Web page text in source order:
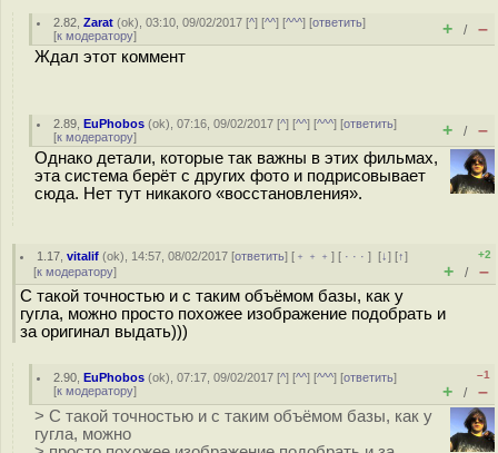
2.82 ,Zarat (ok), 03:10, 09/02/2017 [^] [^^] [^^^] [ответить]
[к модератору] + / –
Ждал этот коммент
2.89 ,EuPhobos (ok), 07:16, 09/02/2017 [^] [^^] [^^^] [ответить]
[к модератору] + / –
Однако детали, которые так важны в этих фильмах,
эта система берёт с других фото и подрисовывает
сюда. Нет тут никакого «восстановления».
1.17 ,vitalif (ok), 14:57, 08/02/2017 [ответить] [ ﹢﹢﹢] [ · · ·][↓] [↑]
[к модератору]
+2
+ / –
С такой точностью и с таким объёмом базы, как у
гугла, можно просто похожее изображение подобрать и
за оригинал выдать)))
2.90 ,EuPhobos (ok), 07:17, 09/02/2017 [^] [^^] [^^^] [ответить]
[к модератору]
–1
+ / –
> С такой точностью и с таким объёмом базы, как у
гугла, можно